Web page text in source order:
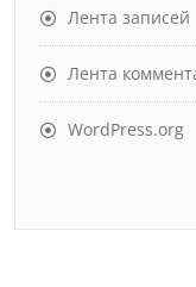
Лента записей
Лента
WordPress.org